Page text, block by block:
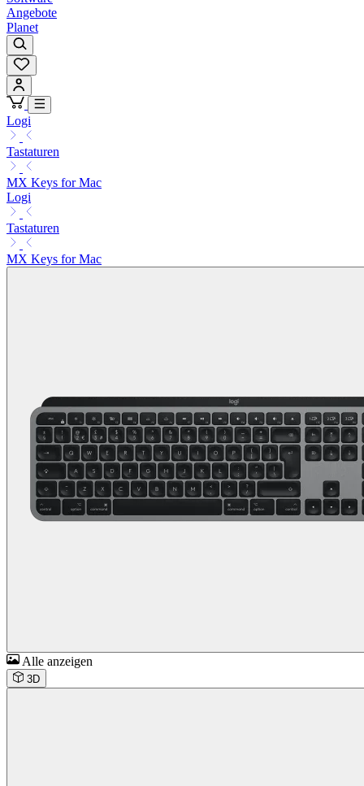
Angebote
Planet
Logi
Tastaturen
MX Keys for Mac
Logi
Tastaturen
MX Keys for Mac
Alle anzeigen
3D